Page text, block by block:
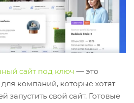
сайт под ключ — это
компаний, которые хотят
запустить свой сайт. Готовые